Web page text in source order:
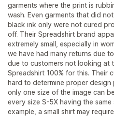
garments where the print is
wash. Even garments that did
black ink only were not cured
off. Their Spreadshirt brand
extremely small, especially in
we have had many returns due
due to customers not looking at
Spreadshirt 100% for this. Their
hard to determine proper design
only one size of the image can
every size S-5X having the
example, a small shirt may